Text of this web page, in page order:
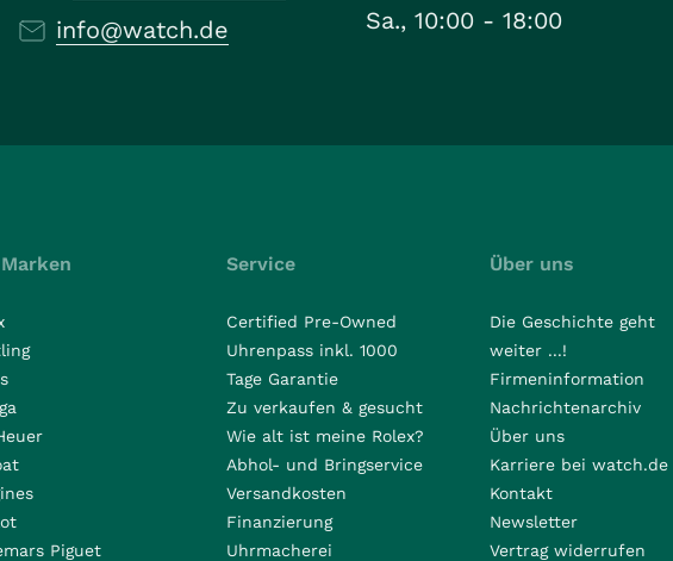
info@watch.de
Sa., 10:00 - 18:00
Piguet
Service
Certified Pre-Owned
Uhrenpass inkl. 1000
Tage Garantie
Zu verkaufen & gesucht
Wie alt ist meine Rolex?
Abhol- und Bringservice
Versandkosten
Finanzierung
Uhrmacherei
Über uns
Die Geschichte geht
weiter ...!
Firmeninformation
Nachrichtenarchiv
Über uns
Karriere bei watch.de
Kontakt
Newsletter
Vertrag widerrufen